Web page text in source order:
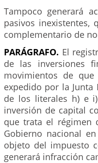
Tampoco generará
pasivos inexistentes,
complementario de
PARÁGRAFO. El
de las inversiones
movimientos de
expedido por la
de los literales h) e
inversión de capital
que trata el régimen
Gobierno nacional
objeto del impuesto
generará infracción